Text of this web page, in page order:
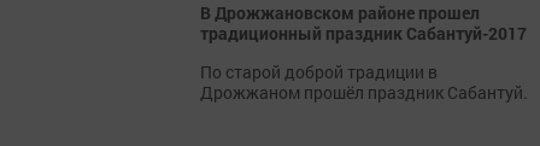
В Дрожжановском районе прошел
традиционный праздник Сабантуй-2017
По старой доброй традиции в
Дрожжаном прошёл праздник Сабантуй.